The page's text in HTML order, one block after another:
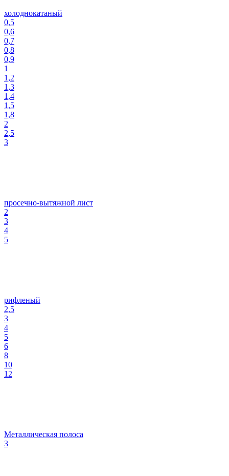
холоднокатаный
0,5
0,6
0,7
0,8
0,9
1
1,2
1,3
1,4
1,5
1,8
2
2,5
3
просечно-вытяжной лист
2
3
4
5
рифленый
2,5
3
4
5
6
8
10
12
Металлическая полоса
3